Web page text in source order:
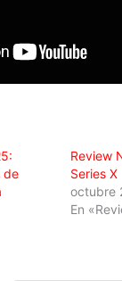
de
Review
Series X
octubre
En